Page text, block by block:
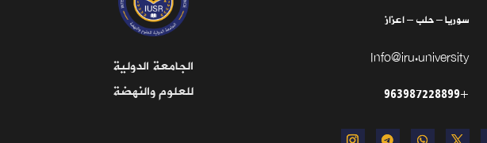
الجامعة الدولية
للعلوم والنهضة
سوريا – حلب – اعزاز
Info@iru.university
+963987228899